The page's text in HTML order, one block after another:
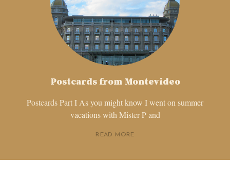
Postcards from Montevideo
Postcards Part I As you might know I went on summer
vacations with Mister P and
READ MORE